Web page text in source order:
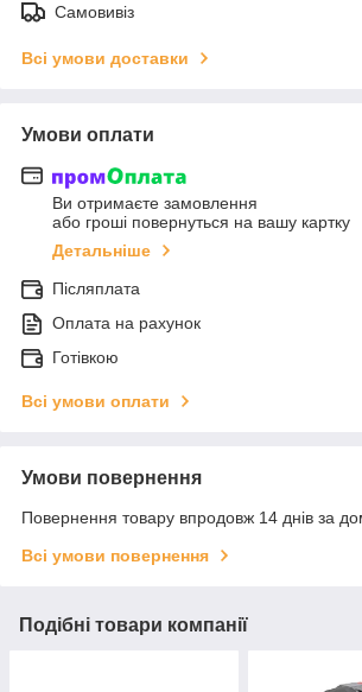
Самовивіз
Всі умови доставки
Умови оплати
Ви отримаєте замовлення
або гроші повернуться на вашу картку
Детальніше
Післяплата
Оплата на рахунок
Готівкою
Всі умови оплати
Умови повернення
Повернення товару впродовж 14 днів за
Всі умови повернення
Подібні товари компанії